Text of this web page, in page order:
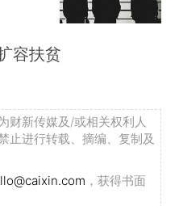
容扶贫
财新传媒及/或相关权利人
止进行转载、摘编、复制及
，获得书面